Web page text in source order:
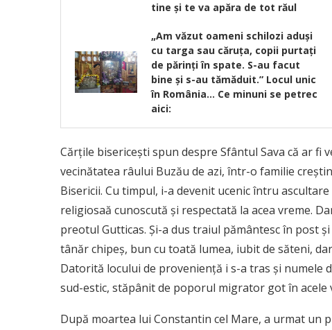
tine și te va apăra de tot răul
„Am văzut oameni schilozi aduşi
cu targa sau căruţa, copii purtaţi
de părinţi în spate. S-au facut
bine şi s-au tămăduit.” Locul unic
în România… Ce minuni se petrec
aici:
Cărțile bisericești spun despre Sfântul Sava că ar
vecinătatea râului Buzău de azi, într-o familie
Bisericii. Cu timpul, i-a devenit ucenic întru
religiosaă cunoscută și respectată la acea vreme.
preotul Gutticas. Și-a dus traiul pământesc în post
tânăr chipeș, bun cu toată lumea, iubit de săteni,
Datorită locului de proveniență i s-a tras și numele
sud-estic, stăpânit de poporul migrator got în acele
După moartea lui Constantin cel Mare, a urmat un